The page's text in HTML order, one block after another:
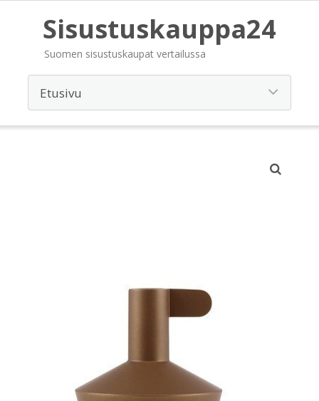
Sisustuskauppa24
Suomen sisustuskaupat vertailussa